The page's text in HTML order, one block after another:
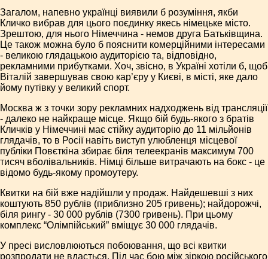
Загалом, напевно українці виявили б розуміння, якби
Кличко вибрав для цього поєдинку якесь німецьке місто.
Зрештою, для нього Німеччина - немов друга Батьківщина.
Це також можна було б пояснити комерційними інте­ресами
- великою глядацькою аудиторією та, відповідно,
рекламними прибутками. Хоч, звісно, в Україні хотіли б, щоб
Віталій завершував свою кар’єру у Києві, в місті, яке дало
йому путівку у великий спорт.
Москва ж з точки зору рекламних надходжень від трансляції
- далеко не найкраще місце. Якщо бій будь-якого з братів
Кличків у Німеччині має стійку аудиторію до 11 мільйонів
глядачів, то в Росії навіть виступ улюбленця місцевої
публіки Повєткіна збирає біля телеекранів максимум 700
тисяч вболівальників. Німці більше витрачають на бокс - це
відомо будь-якому промоутеру.
Квитки на бій вже надійшли у продаж. Найдешевші з них
коштують 850 рублів (приблизно 205 гривень); найдорожчі,
біля рингу - 30 000 рублів (7300 гривень). При цьому
комплекс “Олімпійський” вміщує 30 000 глядачів.
У пресі висловлюються побоювання, що всі квитки
розпродати не вдасться. Під час бою між зіркою російського